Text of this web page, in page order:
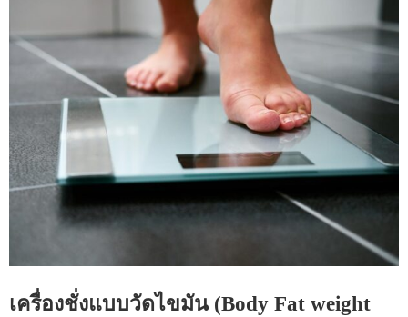
เครื่องชั่งแบบวัดไขมัน (Body Fat weight